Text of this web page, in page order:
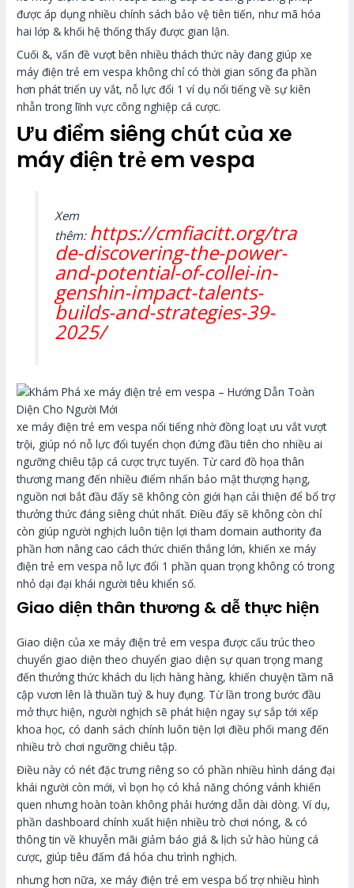
được áp dụng nhiều chính sách bảo vệ tiên tiến, như mã hóa
hai lớp & khối hệ thống thấy được gian lận.
Cuối &, vấn đề vượt bên nhiều thách thức này đang giúp xe
máy điện trẻ em vespa không chỉ có thời gian sống đa phần
hơn phát triển uy vắt, nỗ lực đổi 1 ví dụ nổi tiếng về sự kiên
nhẫn trong lĩnh vực công nghiệp cá cược.
Ưu điểm siêng chút của xe
máy điện trẻ em vespa
Xem
thêm: https://cmfiacitt.org/tra
de-discovering-the-power-
and-potential-of-collei-in-
genshin-impact-talents-
builds-and-strategies-39-
2025/
xe máy điện trẻ em vespa nổi tiếng nhờ đồng loạt ưu vắt vượt
trội, giúp nó nỗ lực đổi tuyển chọn đứng đầu tiên cho nhiều ai
ngưỡng chiêu tập cá cược trực tuyến. Từ card đồ họa thân
thương mang đến nhiều điểm nhấn bảo mật thượng hạng,
nguồn nơi bắt đầu đấy sẽ không còn giới hạn cải thiện để bổ trợ
thưởng thức đáng siêng chút nhất. Điều đấy sẽ không còn chỉ
còn giúp người nghịch luôn tiện lợi tham domain authority đa
phần hơn nâng cao cách thức chiến thắng lớn, khiến xe máy
điện trẻ em vespa nỗ lực đổi 1 phần quan trọng không có trong
nhỏ dại đại khái người tiêu khiển số.
Giao diện thân thương & dễ thực hiện
Giao diện của xe máy điện trẻ em vespa được cấu trúc theo
chuyển giao diện theo chuyển giao diện sự quan trọng mang
đến thưởng thức khách du lịch hàng hàng, khiến chuyện tầm nã
cập vươn lên là thuần tuý & huy đụng. Từ lần trong bước đầu
mở thực hiện, người nghịch sẽ phát hiện ngay sự sắp tới xếp
khoa học, có danh sách chính luôn tiện lợi điều phối mang đến
nhiều trò chơi ngưỡng chiêu tập.
Điều này có nét đặc trưng riêng so có phần nhiều hình dáng đại
khái người còn mới, vì bọn họ có khả năng chóng vánh khiến
quen nhưng hoàn toàn không phải hướng dẫn dài dòng. Ví dụ,
phần dashboard chính xuất hiện nhiều trò chơi nóng, & có
thông tin về khuyễn mãi giảm báo giá & lịch sử hào hùng cá
cược, giúp tiêu đấm đá hóa chu trình nghịch.
nhưng hơn nữa, xe máy điện trẻ em vespa bổ trợ nhiều hình